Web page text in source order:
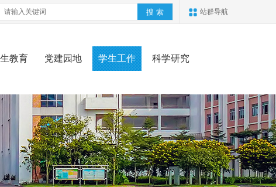
站群导航
教育 党建园地 学生工作 科学研究